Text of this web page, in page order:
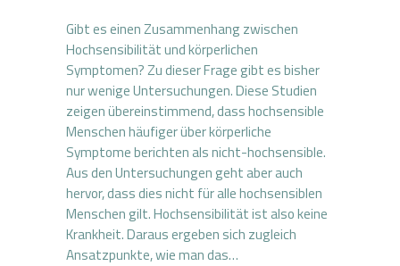
Gibt es einen Zusammenhang zwischen
Hochsensibilität und körperlichen
Symptomen? Zu dieser Frage gibt es bisher
nur wenige Untersuchungen. Diese Studien
zeigen übereinstimmend, dass hochsensible
Menschen häufiger über körperliche
Symptome berichten als nicht-hochsensible.
Aus den Untersuchungen geht aber auch
hervor, dass dies nicht für alle hochsensiblen
Menschen gilt. Hochsensibilität ist also keine
Krankheit. Daraus ergeben sich zugleich
Ansatzpunkte, wie man das…